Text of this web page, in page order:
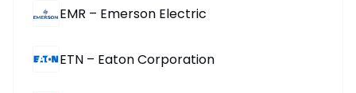
EMR – Emerson Electric
ETN – Eaton Corporation